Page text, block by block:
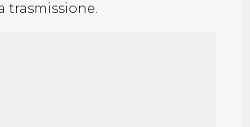
trasmissione.